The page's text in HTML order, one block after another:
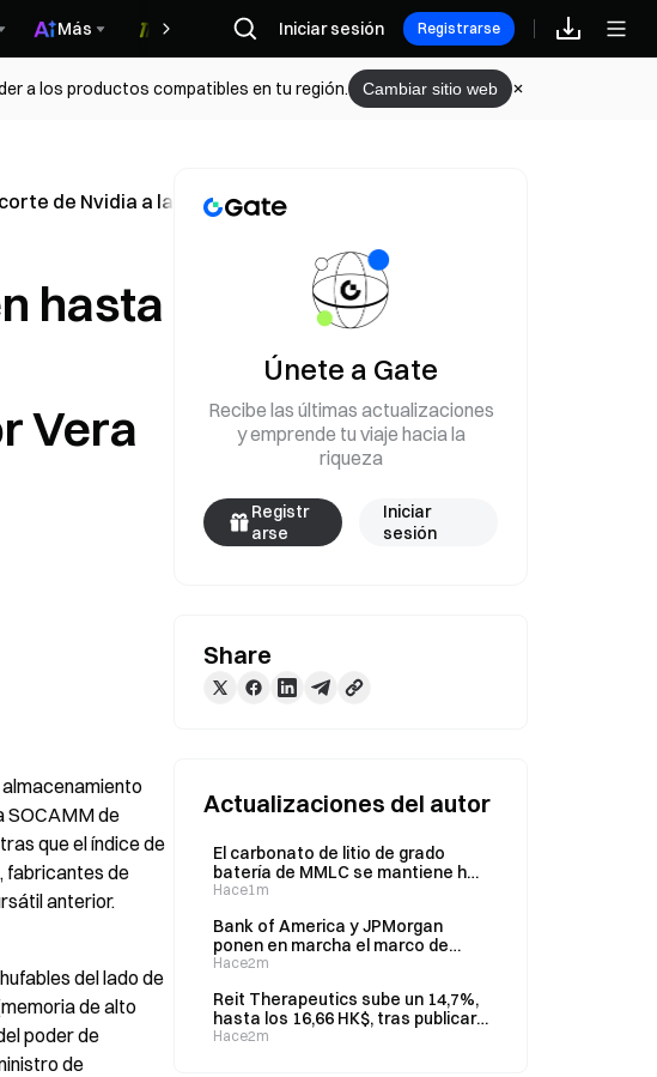
Más Recompensas
Iniciar sesión Registrarse
a los productos compatibles en tu región. Cambiar sitio web
de Nvidia a la configuración de memoria del servidor Vera Rubin;
hasta
Vera
SOCAMM de
que el índice de
fabricantes de
anterior.
del lado de
de alto
poder de
de
Únete a Gate
Recibe las últimas actualizaciones
y emprende tu viaje hacia la
riqueza
Registr
arse
Iniciar
sesión
Share
Actualizaciones del autor
El carbonato de litio de grado
batería de MMLC se mantiene hoy
en 141.800 yuanes por tonelada
Hace1m
Bank of America y JPMorgan
ponen en marcha el marco de
pagos de Swift; más de 60 bancos
iniciativa
Hace2m
Reit Therapeutics sube un 14,7%,
hasta los 16,66 HK$, tras publicar
sus resultados semestrales.
Hace2m